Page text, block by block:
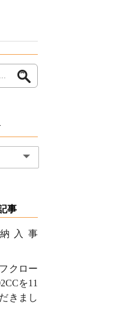
事
納入事
クロー
を11
きまし